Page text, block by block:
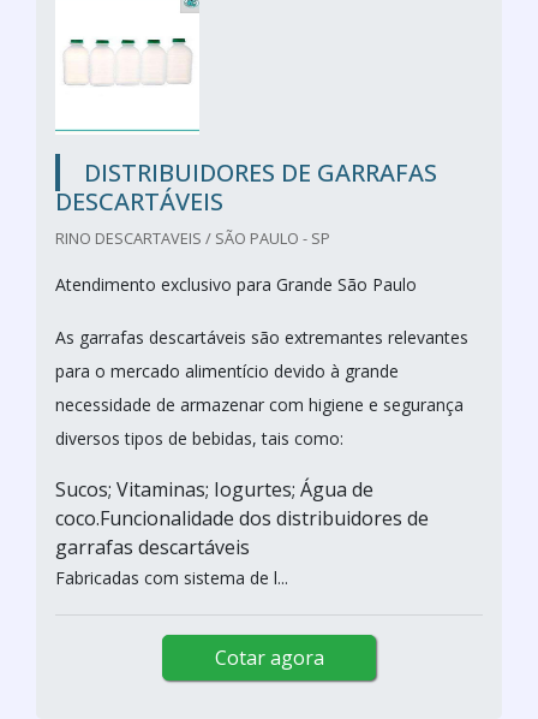
DISTRIBUIDORES DE GARRAFAS
DESCARTÁVEIS
RINO DESCARTAVEIS / SÃO PAULO - SP
Atendimento exclusivo para Grande São Paulo
As garrafas descartáveis são extremantes relevantes
para o mercado alimentício devido à grande
necessidade de armazenar com higiene e segurança
diversos tipos de bebidas, tais como:
Sucos; Vitaminas; Iogurtes; Água de
coco.Funcionalidade dos distribuidores de
garrafas descartáveis
Fabricadas com sistema de l...
Cotar agora